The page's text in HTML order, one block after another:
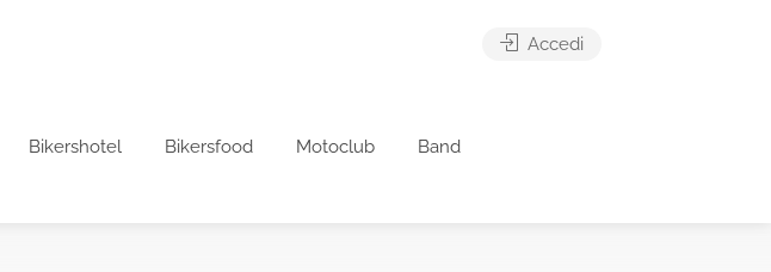
Bikershotel Bikersfood Motoclub Band
Accedi